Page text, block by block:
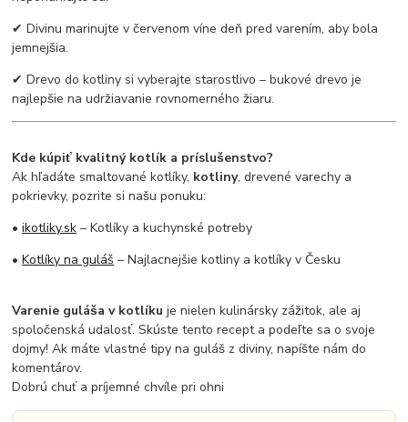
✔ Divinu marinujte v červenom víne deň pred varením, aby bola
jemnejšia.
✔ Drevo do kotliny si vyberajte starostlivo – bukové drevo je
najlepšie na udržiavanie rovnomerného žiaru.
Kde kúpiť kvalitný kotlík a príslušenstvo?
Ak hľadáte smaltované kotlíky, kotliny, drevené varechy a
pokrievky, pozrite si našu ponuku:
•ikotliky.sk – Kotlíky a kuchynské potreby
•Kotlíky na guláš – Najlacnejšie kotliny a kotlíky v Česku
Varenie guláša v kotlíku je nielen kulinársky zážitok, ale aj
spoločenská udalosť. Skúste tento recept a podeľte sa o svoje
dojmy! Ak máte vlastné tipy na guláš z diviny, napíšte nám do
komentárov.
Dobrú chuť a príjemné chvíle pri ohni